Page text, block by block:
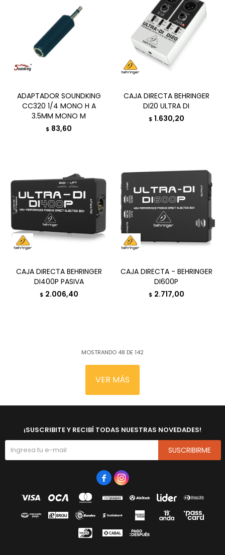
ADAPTADOR SOUNDKING
CC320 1/4 MONO H A
3.5MM MONO M
$ 83,60
CAJA DIRECTA BEHRINGER
DI20 ULTRA DI
$ 1.630,20
CAJA DIRECTA BEHRINGER
DI400P PASIVA
$ 2.006,40
CAJA DIRECTA - BEHRINGER
DI600P
$ 2.717,00
MOSTRANDO 48 DE 142
VER MÁS
¡SUSCRIBITE Y RECIBÍ TODAS NUESTRAS NOVEDADES!
SUSCRIBIRME
 